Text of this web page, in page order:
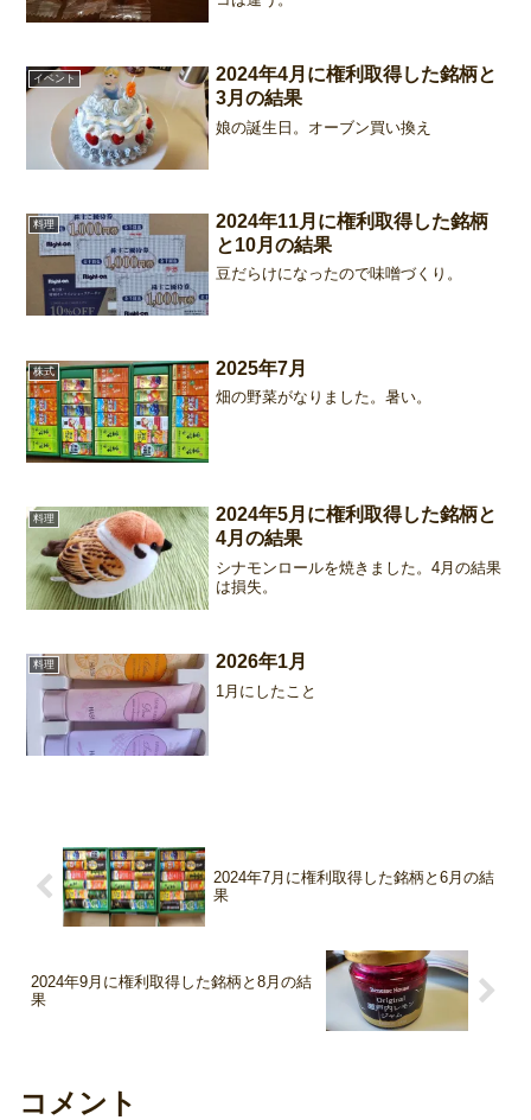
イベント
2024年4月に権利取得した銘柄と
3月の結果
娘の誕生日。オーブン買い換え
料理
2024年11月に権利取得した銘柄
と10月の結果
豆だらけになったので味噌づくり。
株式 2025年7月
畑の野菜がなりました。暑い。
料理
2024年5月に権利取得した銘柄と
4月の結果
シナモンロールを焼きました。4月の結果
は損失。
料理 2026年1月
1月にしたこと
2024年7月に権利取得した銘柄と6月の結
果
2024年9月に権利取得した銘柄と8月の結
果
コメント